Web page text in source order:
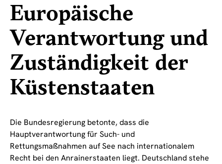
Europäische
Verantwortung und
Zuständigkeit der
Küstenstaaten
Die Bundesregierung betonte, dass die
Hauptverantwortung für Such- und
Rettungsmaßnahmen auf See nach internationalem
Recht bei den Anrainerstaaten liegt. Deutschland stehe